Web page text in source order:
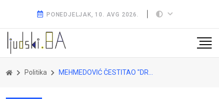
PONEDJELJAK, 10. AVG 2026.
Politika MEHMEDOVIĆ ČESTITAO "DRUGOVIMA": Stavili ste pečat na Schmidtov Izborni zakon